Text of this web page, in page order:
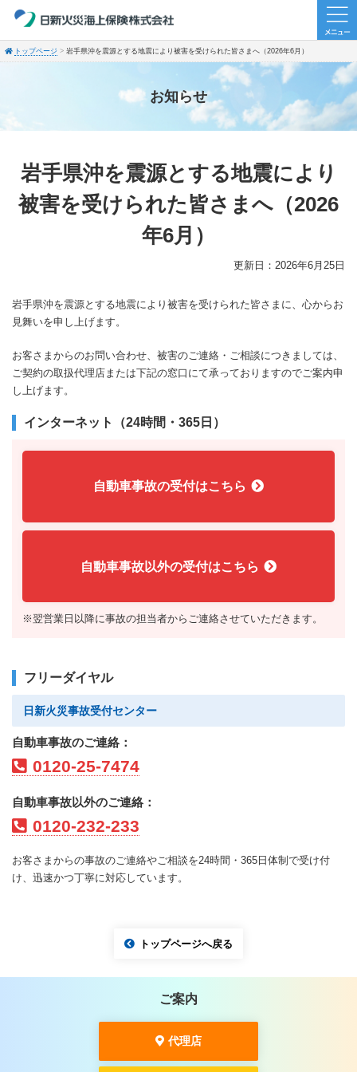
トップページ 岩手県沖を震源とする地震により被害を受けられた皆さまへ（2026年6月）
お知らせ
岩手県沖を震源とする地震により
被害を受けられた皆さまへ（2026
年6月）
更新日：2026年6月25日
岩手県沖を震源とする地震により被害を受けられた皆さまに、心からお
見舞いを申し上げます。
お客さまからのお問い合わせ、被害のご連絡・ご相談につきましては、
ご契約の取扱代理店または下記の窓口にて承っておりますのでご案内申
し上げます。
インターネット（24時間・365日）
自動車事故の受付はこちら
自動車事故以外の受付はこちら
※翌営業日以降に事故の担当者からご連絡させていただきます。
フリーダイヤル
日新火災事故受付センター
自動車事故のご連絡：
0120-25-7474
自動車事故以外のご連絡：
0120-232-233
お客さまからの事故のご連絡やご相談を24時間・365日体制で受け付
け、迅速かつ丁寧に対応しています。
トップページへ戻る
ご案内
代理店